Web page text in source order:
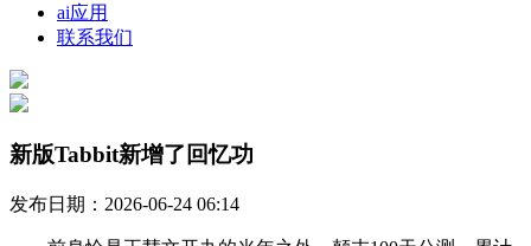
ai应用
联系我们
新版Tabbit新增了回忆功
发布日期：2026-06-24 06:14